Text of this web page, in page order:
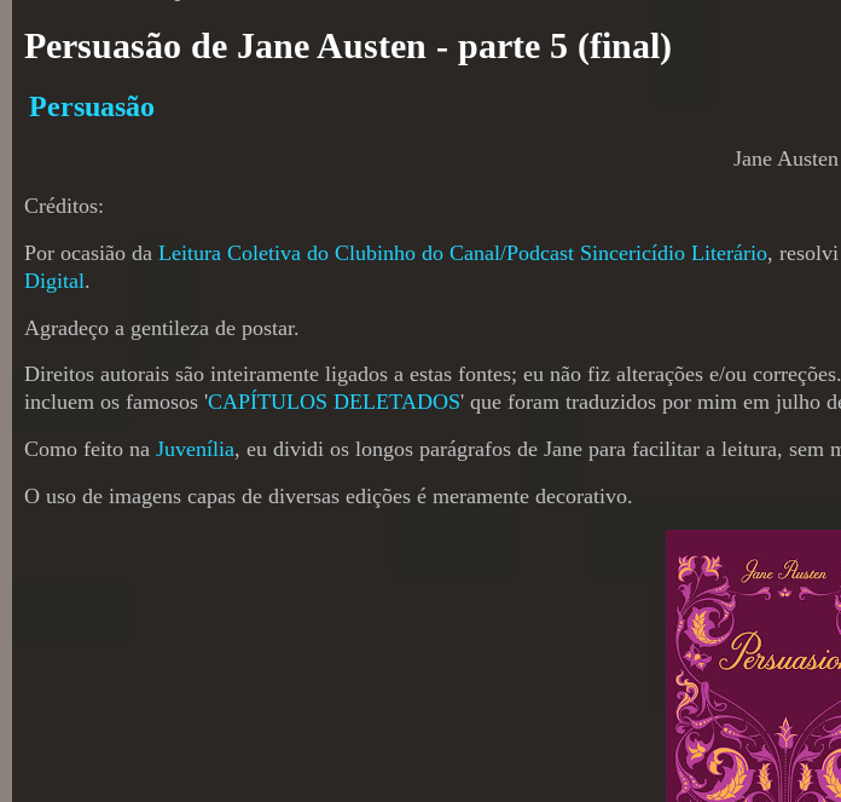
Persuasão de Jane Austen - parte 5 (final)
Persuasão
Jane Austen
Créditos:
Por ocasião da Leitura Coletiva do Clubinho do Canal/Podcast Sincericídio Literário,
Digital.
Agradeço a gentileza de postar.
Direitos autorais são inteiramente ligados a estas fontes; eu não fiz alterações e/ou
incluem os famosos 'CAPÍTULOS DELETADOS' que foram traduzidos por mim em julho
Como feito na Juvenília, eu dividi os longos parágrafos de Jane para facilitar a leitura, sem
O uso de imagens capas de diversas edições é meramente decorativo.